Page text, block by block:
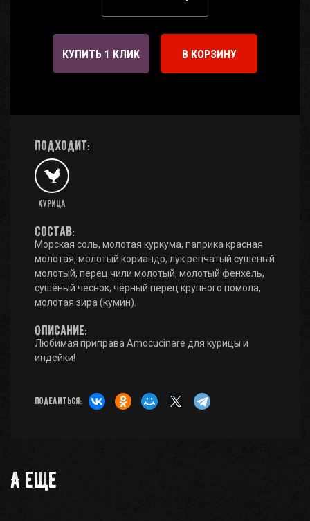
КУПИТЬ 1 КЛИК В КОРЗИНУ
Подходит:
Курица
Состав:
Морская соль, молотая куркума, паприка красная
молотая, молотый кориандр, лук репчатый сушёный
молотый, перец чили молотый, молотый фенхель,
сушёный чеснок, чёрный перец крупного помола,
молотая зира (кумин).
Описание:
Любимая приправа Amocucinare для курицы и
индейки!
Поделиться:
А еще